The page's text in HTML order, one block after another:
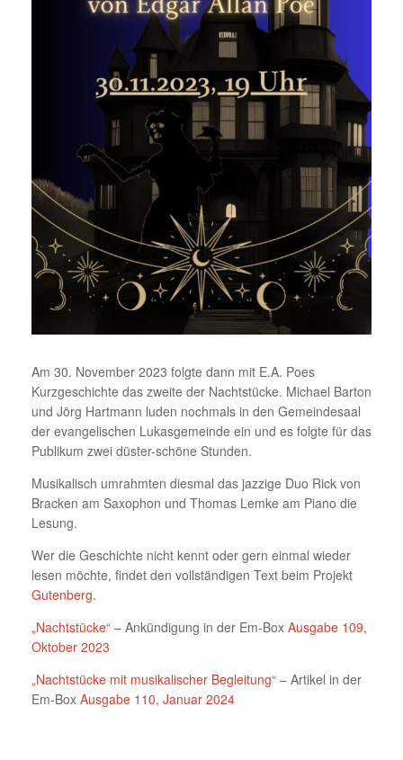
Am 30. November 2023 folgte dann mit E.A. Poes
Kurzgeschichte das zweite der Nachtstücke. Michael Barton
und Jörg Hartmann luden nochmals in den Gemeindesaal
der evangelischen Lukasgemeinde ein und es folgte für das
Publikum zwei düster-schöne Stunden.
Musikalisch umrahmten diesmal das jazzige Duo Rick von
Bracken am Saxophon und Thomas Lemke am Piano die
Lesung.
Wer die Geschichte nicht kennt oder gern einmal wieder
lesen möchte, findet den vollständigen Text beim Projekt
Gutenberg.
„Nachtstücke“ – Ankündigung in der Em-Box Ausgabe 109,
Oktober 2023
„Nachtstücke mit musikalischer Begleitung“ – Artikel in der
Em-Box Ausgabe 110, Januar 2024